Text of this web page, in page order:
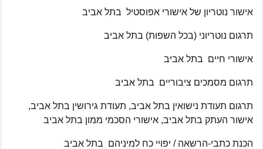
אישור נוטריון של אישורי אפוסטיל בתל אביב
תרגום נוטריוני (בכל השפות) בתל אביב
אישורי חיים בתל אביב
תרגום מסמכים ציבוריים בתל אביב
תרגום תעודת נישואין בתל אביב, תעודת גירושין בתל אביב,
אישור העתק בתל אביב, אישורי הסכמי ממון בתל אביב
הכנת כתבי-הרשאה / יפויי כח למיניהם בתל אביב